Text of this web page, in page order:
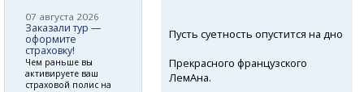
Пусть суетность опустится на дно
Прекрасного французского
ЛемАна.
07 августа 2026
Заказали тур —
оформите
страховку!
Чем раньше вы
активируете ваш
страховой полис на